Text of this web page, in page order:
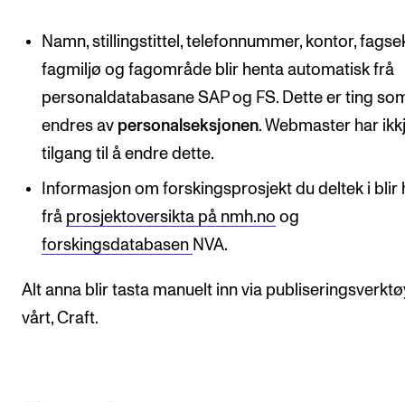
Timeplaner og undervisning
Utvikling av studieplaner og kurs
Digitale ressurser for undervisning
Studentenes psykososiale læringsmiljø
Søknad og opptak
FORSKNING OG UTVIKLINGSARBEID
Om FoU på NMH
Livet rundt FoU
Namn, stillingstittel, telefonnummer, kontor,
fagmiljø og fagområde blir henta automatisk frå
personaldatabasane SAP og FS. Dette er ting
endres av personalseksjonen. Webmaster har
tilgang til å endre dette.
Informasjon om forskingsprosjekt du deltek i blir
frå prosjektoversikta på nmh.no og
forskingsdatabasen NVA.
Alt anna blir tasta manuelt inn via
vårt, Craft.